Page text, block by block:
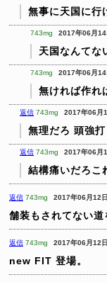
無事に天国に行
743mg 2017年06月
天国なんてな
743mg 2017年06月
無ければ作れ
返信 743mg 2017年06月
無理だろ 頭強
返信 743mg 2017年06月
結構痛いだろこ
返信 743mg 2017年06月12
舗装もされてない
返信 743mg 2017年06月12
new FIT 登場。